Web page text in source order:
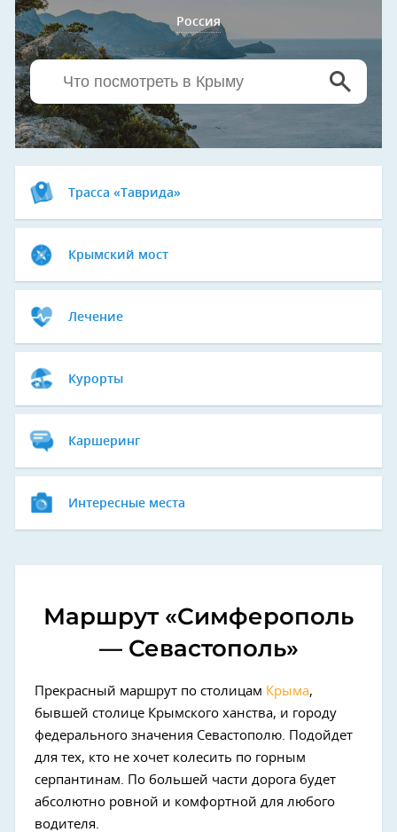
Россия
Трасса «Таврида»
Крымский мост
Лечение
Курорты
Каршеринг
Интересные места
Маршрут «Симферополь
— Севастополь»
Прекрасный маршрут по столицам Крыма,
бывшей столице Крымского ханства, и городу
федерального значения Севастополю. Подойдет
для тех, кто не хочет колесить по горным
серпантинам. По большей части дорога будет
абсолютно ровной и комфортной для любого
водителя.